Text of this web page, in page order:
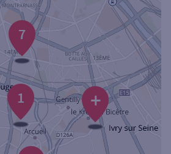
Rechercher
7
+
1